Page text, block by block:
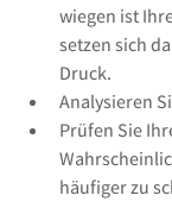
wiegen ist
setzen sich
Druck.
Analysieren
Prüfen Sie
häufiger zu